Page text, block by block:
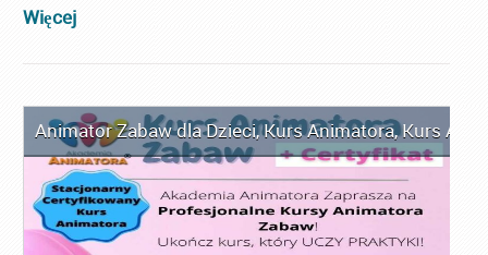
Więcej
Animator Zabaw dla Dzieci,Kurs Animatora,Kurs